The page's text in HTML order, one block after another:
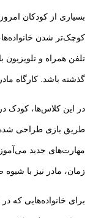
بسیاری از کودکان
کوچک‌تر شدن
تلفن همراه و
گذشته باشد. کارگاه
در این کلاس‌ها، کودک
طریق بازی طراحی شده
مهارت‌های جدید
زمان، مادر نیز با
برای خانواده‌هایی که